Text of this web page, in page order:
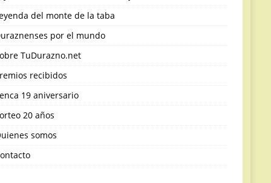
del monte de la taba
por el mundo
TuDurazno.net
recibidos
19 aniversario
20 años
somos